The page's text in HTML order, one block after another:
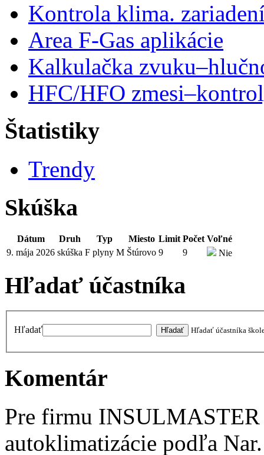
Kontrola klima.
Area F-Gas aplikácie
Kalkulačka
HFC/HFO
Štatistiky
Trendy
Skúška
Dátum Druh Typ Miesto Limit Počet Voľné
9. mája 2026 skúška F plyny M Štúrovo 9 9 Nie
Hľadať účastníka
Hľadať Hľadať účastníka
Komentár
Pre firmu
autoklimatizácie podľa